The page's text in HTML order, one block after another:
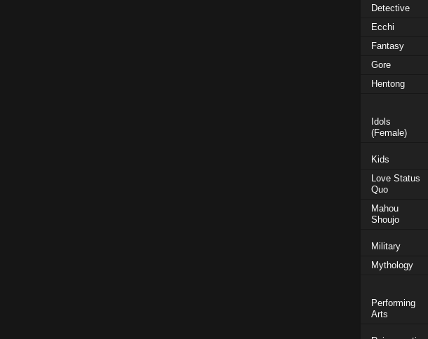
Detective
Ecchi
Fantasy
Gore
Hentong
Idols
(Female)
Kids
Love Status
Quo
Mahou
Shoujo
Military
Mythology
Performing
Arts